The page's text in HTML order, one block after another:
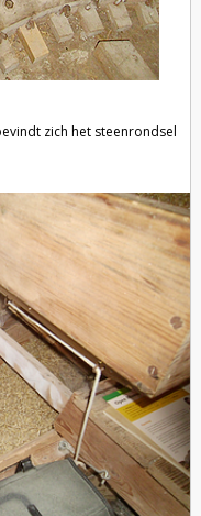
zich het steenrondsel